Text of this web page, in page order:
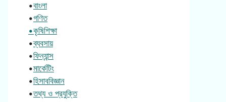
•বাংলা
•গণিত
•কৃষিশিক্ষা
•ব্যবসায়
•ফিন্যান্স
•মার্কেটিং
•হিসাববিজ্ঞান
•তথ্য ও প্রযুক্তি